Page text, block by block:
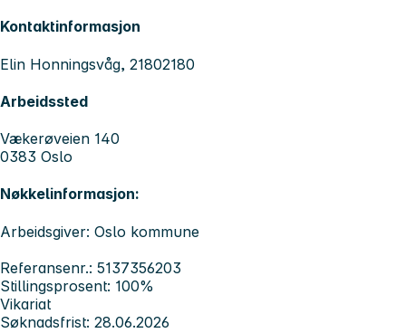
Kontaktinformasjon
Elin Honningsvåg, 21802180
Arbeidssted
Vækerøveien 140
0383 Oslo
Nøkkelinformasjon:
Arbeidsgiver: Oslo kommune
Referansenr.: 5137356203
Stillingsprosent: 100%
Vikariat
Søknadsfrist: 28.06.2026